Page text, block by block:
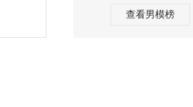
查看男模榜